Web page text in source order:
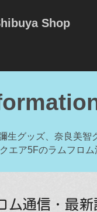
Shop
生グッズ、奈良美智
エア5Fのラムフロム
ム通信・最新